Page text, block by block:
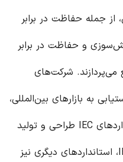
از جمله حفاظت در برابر
و حفاظت در برابر
می‌پردازند. شرکت‌های
به بازارهای بین‌المللی،
محصولات خود را بر اساس استانداردهای IEC طراحی و تولید
می‌کنند. علاوه بر استانداردهای IEC، استانداردهای دیگری نیز